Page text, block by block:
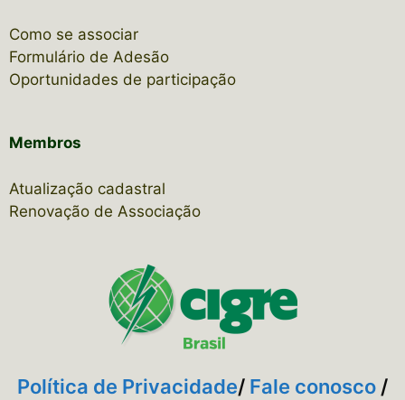
Como se associar
Formulário de Adesão
Oportunidades de participação
Membros
Atualização cadastral
Renovação de Associação
Política de Privacidade/ Fale conosco /